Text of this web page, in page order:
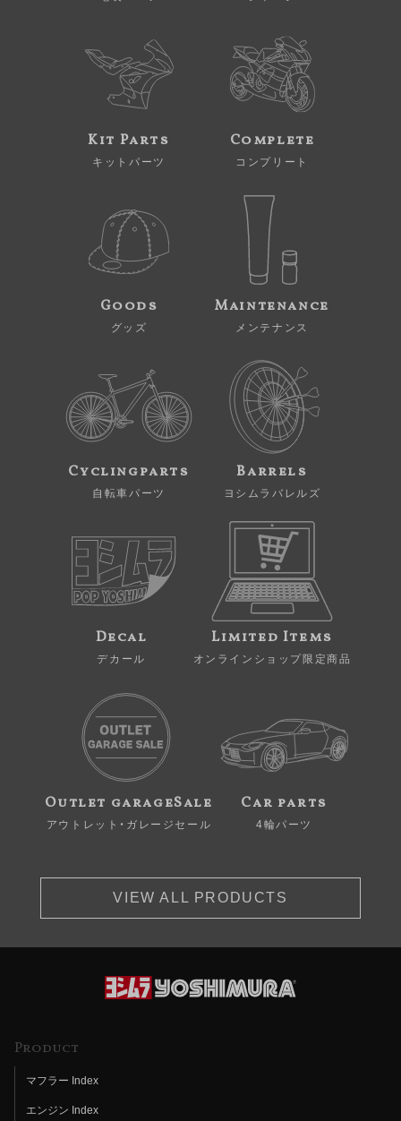
Kit Parts
キットパーツ
Complete
コンプリート
Goods
グッズ
Maintenance
メンテナンス
Cyclingparts
自転車パーツ
Barrels
ヨシムラバレルズ
Decal
デカール
Limited Items
オンラインショップ限定商品
Outlet garageSale
アウトレット・ガレージセール
Car parts
4輪パーツ
VIEW ALL PRODUCTS
Product
マフラー Index
エンジン Index